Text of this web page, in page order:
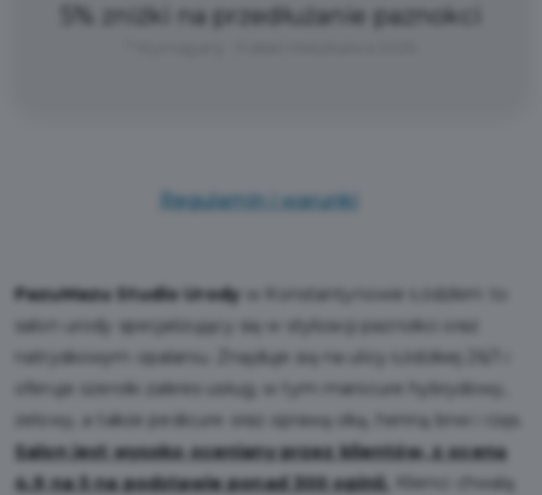
5% zniżki na przedłużanie paznokci
Regulamin i warunki
PazuMazu Studio Urody
w Konstantynowie Łódzkim to
salon urody specjalizujący się w stylizacji paznokci oraz
natryskowym opalaniu. Znajduje się na ulicy Łódzkiej 26/1 i
oferuje szeroki zakres usług, w tym manicure hybrydowy,
żelowy, a także pedicure oraz oprawą oką, henną brwi i rzęs.
Salon jest wysoko oceniany przez klientów, z oceną
4.9 na 5 na podstawie ponad 300 opinii.
Klienci chwalą